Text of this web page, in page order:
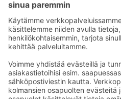
Asiakasomistajuus
Yhteishyvä Ruoka -sovellus
S-ostoslista -sovellus
Prisma.fi
Sokos.fi
S-Pankki
Yhteishyvä
Sokos Hotels
Raflaamo